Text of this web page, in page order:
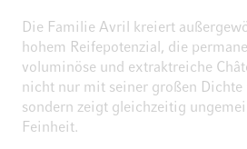
Die Familie Avril kreiert
hohem Reifepotenzial, die
voluminöse und extraktreiche
nicht nur mit seiner großen Dichte
sondern zeigt gleichzeitig
Feinheit.